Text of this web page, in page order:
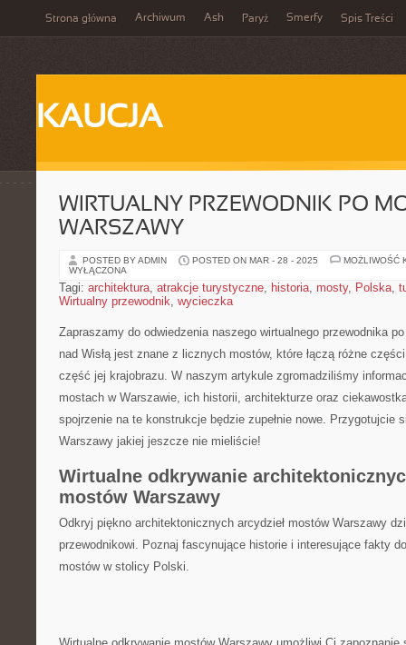
Strona główna Archiwum Ash Paryż Smerfy Spis Treści
KAUCJA
WIRTUALNY PRZEWODNIK PO
WARSZAWY
POSTED BY ADMIN POSTED ON MAR - 28 - 2025
MOŻLIWOŚĆ
WYŁĄCZONA
Tagi: architektura, atrakcje turystyczne, historia, mosty, Polska,
Wirtualny przewodnik, wycieczka
Zapraszamy do odwiedzenia naszego wirtualnego przewodnika
nad Wisłą ‌jest znane z licznych mostów, które‌ łączą​ różne​
część jej krajobrazu. W naszym ⁢artykule ⁤zgromadziliśmy
mostach w Warszawie, ich historii, architekturze oraz
spojrzenie ​na te konstrukcje będzie​ zupełnie nowe. Przygotujcie⁣
Warszawy jakiej⁤ jeszcze nie mieliście!
Wirtualne odkrywanie​
mostów Warszawy
Odkryj piękno architektonicznych arcydzieł mostów Warszawy‌
przewodnikowi. Poznaj fascynujące⁣ historie i​ interesujące fakty
mostów w stolicy ‌Polski.